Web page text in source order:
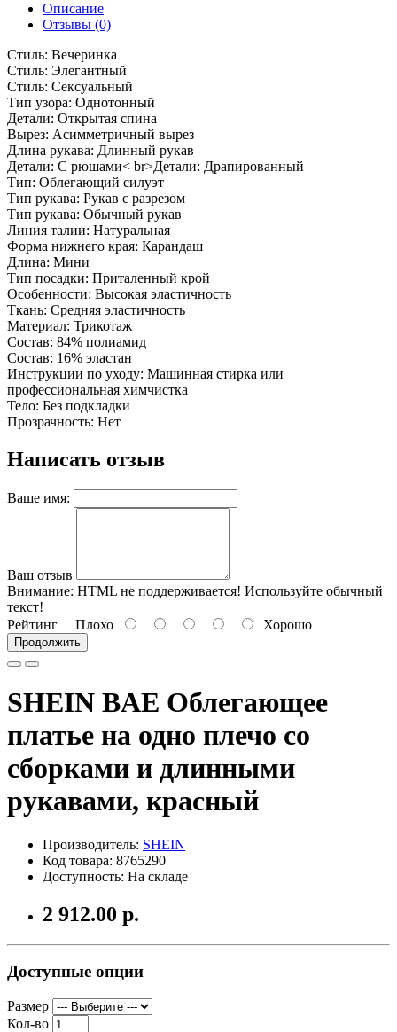
Описание
Отзывы (0)
Стиль: Вечеринка
Стиль: Элегантный
Стиль: Сексуальный
Тип узора: Однотонный
Детали: Открытая спина
Вырез: Асимметричный вырез
Длина рукава: Длинный рукав
Детали: С рюшами< br>Детали: Драпированный
Тип: Облегающий силуэт
Тип рукава: Рукав с разрезом
Тип рукава: Обычный рукав
Линия талии: Натуральная
Форма нижнего края: Карандаш
Длина: Мини
Тип посадки: Приталенный крой
Особенности: Высокая эластичность
Ткань: Средняя эластичность
Материал: Трикотаж
Состав: 84% полиамид
Состав: 16% эластан
Инструкции по уходу: Машинная стирка или
профессиональная химчистка
Тело: Без подкладки
Прозрачность: Нет
Написать отзыв
Ваше имя:
Ваш отзыв
Внимание: HTML не поддерживается! Используйте обычный
текст!
Рейтинг Плохо Хорошо
Продолжить
SHEIN BAE Облегающее
платье на одно плечо со
сборками и длинными
рукавами, красный
Производитель: SHEIN
Код товара: 8765290
Доступность: На складе
2 912.00 р.
Доступные опции
Размер
Кол-во